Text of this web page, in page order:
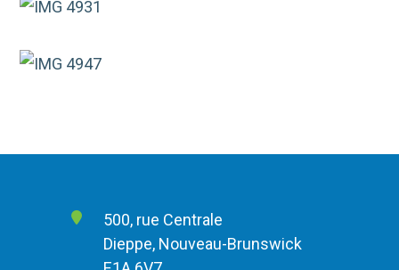
500, rue Centrale
Dieppe, Nouveau-Brunswick